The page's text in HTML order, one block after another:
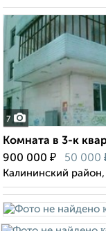
7
Комната в 3-к
900 000 ₽ 50 000
Калининский